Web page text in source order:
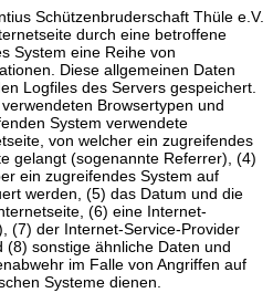
Schützenbruderschaft Thüle e.V.
durch eine betroffene
System eine Reihe von
Diese allgemeinen Daten
Logfiles des Servers gespeichert.
Browsertypen und
System verwendete
von welcher ein zugreifendes
gelangt (sogenannte Referrer), (4)
ein zugreifendes System auf
werden, (5) das Datum und die
(6) eine Internet-
(7) der Internet-Service-Provider
sonstige ähnliche Daten und
im Falle von Angriffen auf
Systeme dienen.